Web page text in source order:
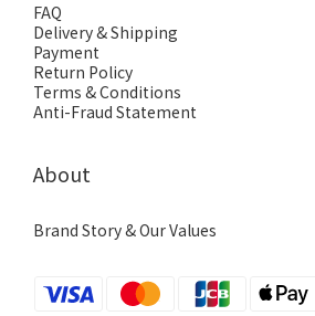
FAQ
Delivery & Shipping
Payment
Return Policy
Terms & Conditions
Anti-Fraud Statement
About
Brand Story & Our Values